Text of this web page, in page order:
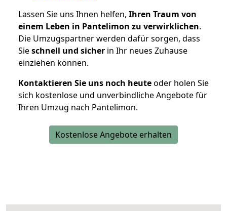
Lassen Sie uns Ihnen helfen, Ihren Traum von
einem Leben in Pantelimon zu verwirklichen.
Die Umzugspartner werden dafür sorgen, dass
Sieschnell und sicher in Ihr neues Zuhause
einziehen können.
Kontaktieren Sie uns noch heuteoder holen Sie
sich kostenlose und unverbindliche Angebote für
Ihren Umzug nach Pantelimon.
Kostenlose Angebote erhalten